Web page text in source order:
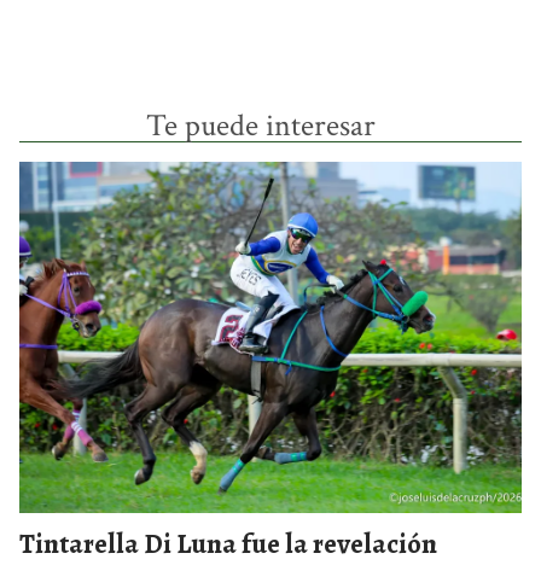
Te puede interesar
Tintarella Di Luna fue la revelación